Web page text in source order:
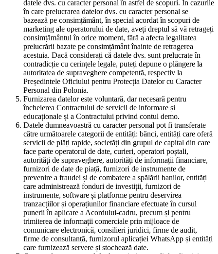
datele dvs. cu caracter personal în astfel de scopuri. În cazurile
în care prelucrarea datelor dvs. cu caracter personal se
bazează pe consimțământ, în special acordat în scopuri de
marketing ale operatorului de date, aveți dreptul să vă retrageți
consimțământul în orice moment, fără a afecta legalitatea
prelucrării bazate pe consimțământ înainte de retragerea
acestuia. Dacă considerați că datele dvs. sunt prelucrate în
contradicție cu cerințele legale, puteți depune o plângere la
autoritatea de supraveghere competentă, respectiv la
Președintele Oficiului pentru Protecția Datelor cu Caracter
Personal din Polonia.
Furnizarea datelor este voluntară, dar necesară pentru
încheierea Contractului de servicii de informare și
educaționale și a Contractului privind contul demo.
Datele dumneavoastră cu caracter personal pot fi transferate
către următoarele categorii de entități: bănci, entități care oferă
servicii de plăți rapide, societăți din grupul de capital din care
face parte operatorul de date, curieri, operatori poștali,
autorități de supraveghere, autorități de informații financiare,
furnizori de date de piață, furnizori de instrumente de
prevenire a fraudei și de combatere a spălării banilor, entități
care administrează fonduri de investiții, furnizori de
instrumente, software și platforme pentru deservirea
tranzacțiilor și operațiunilor financiare efectuate în cursul
punerii în aplicare a Acordului-cadru, precum și pentru
trimiterea de informații comerciale prin mijloace de
comunicare electronică, consilieri juridici, firme de audit,
firme de consultanță, furnizorul aplicației WhatsApp și entități
care furnizează servere și stochează date.